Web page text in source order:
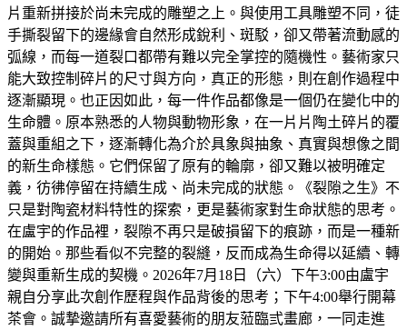
片重新拼接於尚未完成的雕塑之上。與使用工具雕塑不同，徒
手撕裂留下的邊緣會自然形成銳利、斑駁，卻又帶著流動感的
弧線，而每一道裂口都帶有難以完全掌控的隨機性。藝術家只
能大致控制碎片的尺寸與方向，真正的形態，則在創作過程中
逐漸顯現。也正因如此，每一件作品都像是一個仍在變化中的
生命體。原本熟悉的人物與動物形象，在一片片陶土碎片的覆
蓋與重組之下，逐漸轉化為介於具象與抽象、真實與想像之間
的新生命樣態。它們保留了原有的輪廓，卻又難以被明確定
義，彷彿停留在持續生成、尚未完成的狀態。《裂隙之生》不
只是對陶瓷材料特性的探索，更是藝術家對生命狀態的思考。
在盧宇的作品裡，裂隙不再只是破損留下的痕跡，而是一種新
的開始。那些看似不完整的裂縫，反而成為生命得以延續、轉
變與重新生成的契機。2026年7月18日（六）下午3:00由盧宇
親自分享此次創作歷程與作品背後的思考；下午4:00舉行開幕
茶會。誠摯邀請所有喜愛藝術的朋友蒞臨弎畫廊，一同走進